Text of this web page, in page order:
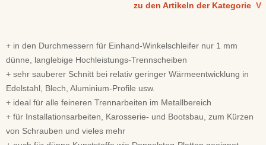
zu den Artikeln der Kategorie V
+ in den Durchmessern für Einhand-Winkelschleifer nur 1 mm
dünne, langlebige Hochleistungs-Trennscheiben
+ sehr sauberer Schnitt bei relativ geringer Wärmeentwicklung in
Edelstahl, Blech, Aluminium-Profile usw.
+ ideal für alle feineren Trennarbeiten im Metallbereich
+ für Installationsarbeiten, Karosserie- und Bootsbau, zum Kürzen
von Schrauben und vieles mehr